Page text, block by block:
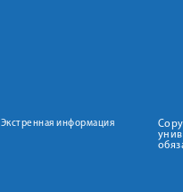
Экстренная информация